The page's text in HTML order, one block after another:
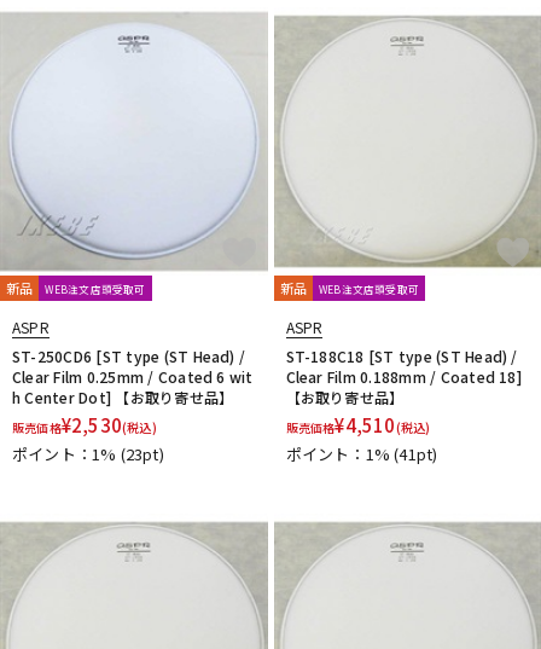
新品 WEB注文店頭受取可
ASPR
ST-250CD6 [ST type (ST Head) /
Clear Film 0.25mm / Coated 6 wit
h Center Dot] 【お取り寄せ品】
販売価格¥2,530(税込)
ポイント：1% (23pt)
新品 WEB注文店頭受取可
ASPR
ST-188C18 [ST type (ST Head) /
Clear Film 0.188mm / Coated 18]
【お取り寄せ品】
販売価格¥4,510(税込)
ポイント：1%(41pt)